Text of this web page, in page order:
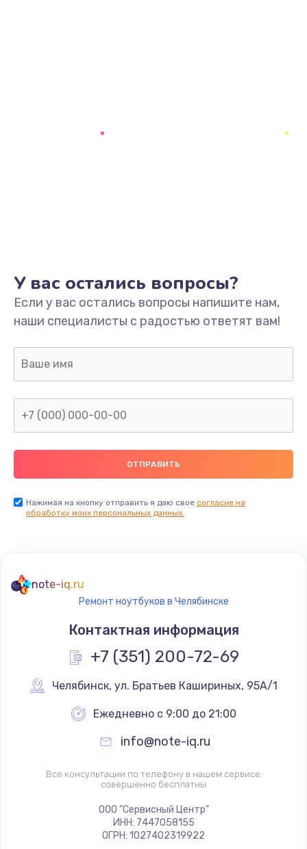
У вас остались вопросы?
Если у вас остались вопросы напишите нам,
наши специалисты с радостью ответят вам!
Нажимая на кнопку отправить я даю свое согласие на
обработку моих персональных данных.
note-iq.ru
Ремонт ноутбуков в Челябинске
Контактная информация
+7 (351) 200-72-69
Челябинск, ул. Братьев Кашириных, 95А/1
Ежедневно с 9:00 до 21:00
info@note-iq.ru
Все консультации по телефону в нашем сервисе
совершенно бесплатны
ООО "Сервисный Центр"
ИНН: 7447058155
ОГРН: 1027402319922